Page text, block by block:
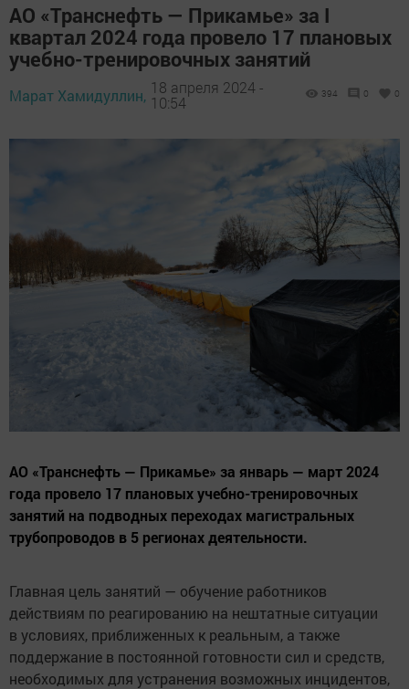
АО «Транснефть — Прикамье» за I
квартал 2024 года провело 17 плановых
учебно-тренировочных занятий
Марат Хамидуллин, 18 апреля 2024 -
10:54
394 0 0
АО «Транснефть — Прикамье» за январь — март 2024
года провело 17 плановых учебно-тренировочных
занятий на подводных переходах магистральных
трубопроводов в 5 регионах деятельности.
Главная цель занятий — обучение работников
действиям по реагированию на нештатные ситуации
в условиях, приближенных к реальным, а также
поддержание в постоянной готовности сил и средств,
необходимых для устранения возможных инцидентов,